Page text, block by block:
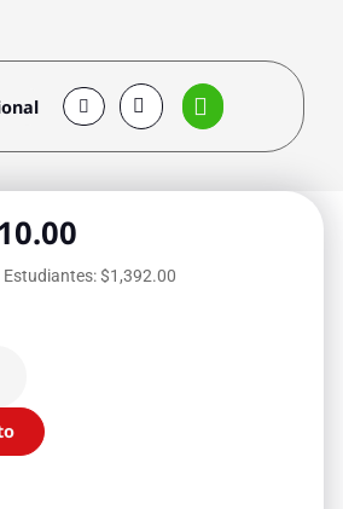
Estudiantes: $1,392.00